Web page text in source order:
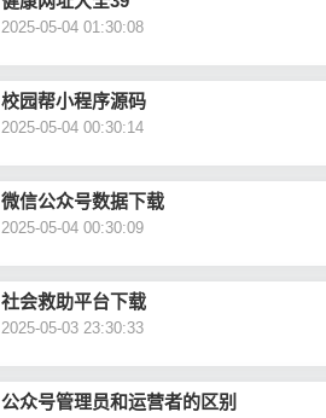
2025-05-04 01:30:08
校园帮小程序源码
2025-05-04 00:30:14
微信公众号数据下载
2025-05-04 00:30:09
社会救助平台下载
2025-05-03 23:30:33
公众号管理员和运营者的区别